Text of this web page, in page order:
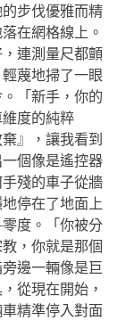
步伐優雅而精
在網格線上。
，連測量尺都顫
蔑地掃了一眼
「新手，你的
度的純粹
』，讓我看到
個像是遙控器
殘的車子從牆
停在了地面上
度。「你被分
，你就是那個
邊一輛像是巨
從現在開始，
精準停入對面